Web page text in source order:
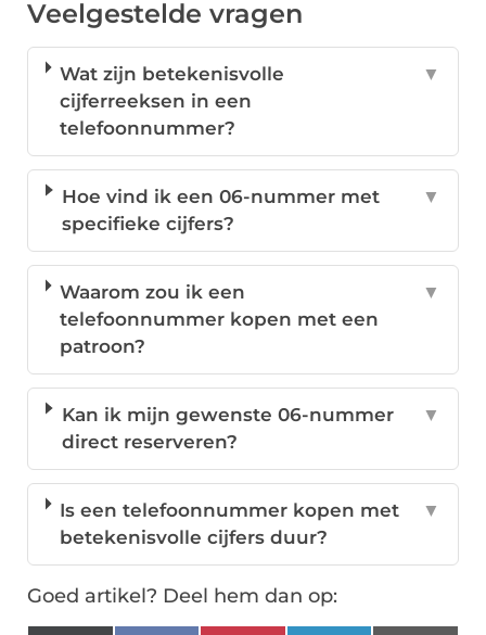
Veelgestelde vragen
Wat zijn betekenisvolle
cijferreeksen in een
telefoonnummer?
▼
Hoe vind ik een 06-nummer met
specifieke cijfers?
▼
Waarom zou ik een
telefoonnummer kopen met een
patroon?
▼
Kan ik mijn gewenste 06-nummer
direct reserveren?
▼
Is een telefoonnummer kopen met
betekenisvolle cijfers duur?
▼
Goed artikel? Deel hem dan op: